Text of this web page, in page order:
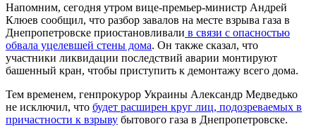
Напомним, сегодня утром вице-премьер-министр Андрей
Клюев сообщил, что разбор завалов на месте взрыва газа в
Днепропетровске приостановливали в связи с опасностью
обвала уцелевшей стены дома. Он также сказал, что
участники ликвидации последствий аварии монтируют
башенный кран, чтобы приступить к демонтажу всего дома.
Тем временем, генпрокурор Украины Александр Медведько
не исключил, что будет расширен круг лиц, подозреваемых в
причастности к взрыву бытового газа в Днепропетровске.